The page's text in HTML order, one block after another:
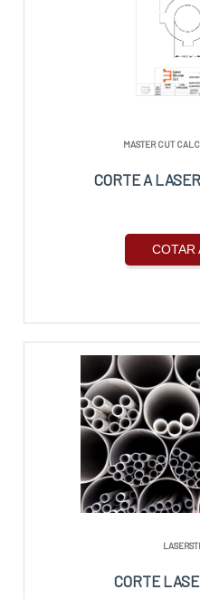
MASTER CUT
CORTE A
COTAR
CORTE